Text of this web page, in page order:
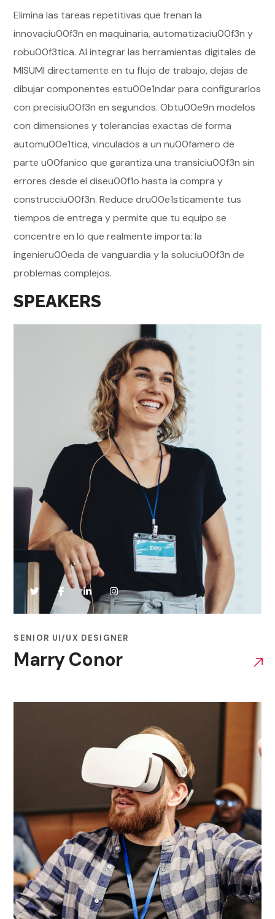
Elimina las tareas repetitivas que frenan la
innovaciu00f3n en maquinaria, automatizaciu00f3n y
robu00f3tica. Al integrar las herramientas digitales de
MISUMI directamente en tu flujo de trabajo, dejas de
dibujar componentes estu00e1ndar para configurarlos
con precisiu00f3n en segundos. Obtu00e9n modelos
con dimensiones y tolerancias exactas de forma
automu00e1tica, vinculados a un nu00famero de
parte u00fanico que garantiza una transiciu00f3n sin
errores desde el diseu00f1o hasta la compra y
construcciu00f3n. Reduce dru00e1sticamente tus
tiempos de entrega y permite que tu equipo se
concentre en lo que realmente importa: la
ingenieru00eda de vanguardia y la soluciu00f3n de
problemas complejos.
SPEAKERS
SENIOR UI/UX DESIGNER
Marry Conor